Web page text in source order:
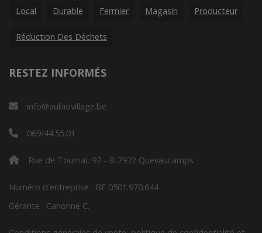
Local Durable Fermier Magasin Producteur
Réduction Des Déchets
RESTEZ INFORMÉS
info@aubiovillage.be
069/44.55.01
Rue de Tournai, 97 - B-7972 Quevaucamps
Numéro d'entreprise : BE 0501.970.644
Gérante : Canonne C.